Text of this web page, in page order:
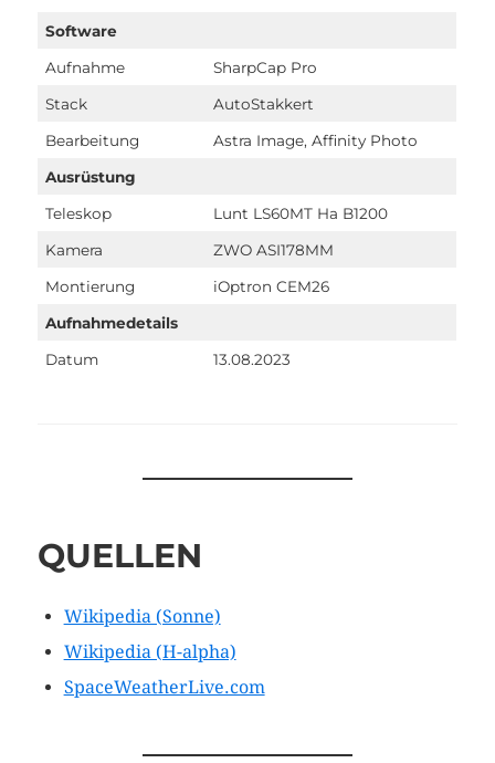
Software
Aufnahme SharpCap Pro
Stack AutoStakkert
Bearbeitung Astra Image, Affinity Photo
Ausrüstung
Teleskop Lunt LS60MT Ha B1200
Kamera ZWO ASI178MM
Montierung iOptron CEM26
Aufnahmedetails
Datum 13.08.2023
QUELLEN
Wikipedia (Sonne)
Wikipedia (H-alpha)
SpaceWeatherLive.com